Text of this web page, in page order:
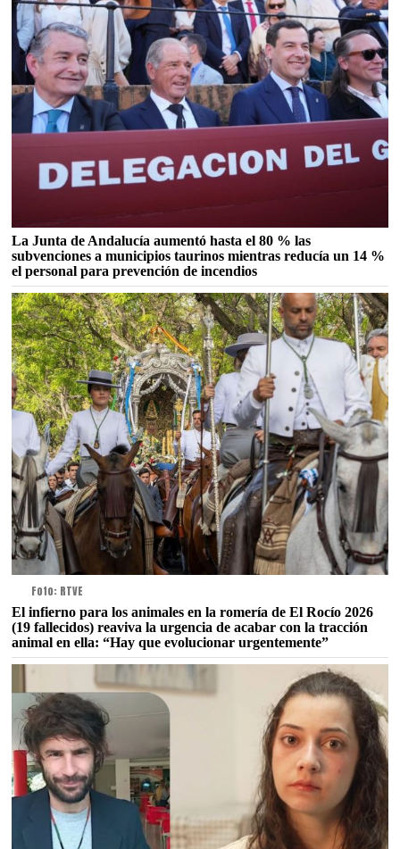
La Junta de Andalucía aumentó hasta el 80 % las
subvenciones a municipios taurinos mientras reducía un 14 %
el personal para prevención de incendios
Foto: RTVE
El infierno para los animales en la romería de El Rocío 2026
(19 fallecidos) reaviva la urgencia de acabar con la tracción
animal en ella: “Hay que evolucionar urgentemente”